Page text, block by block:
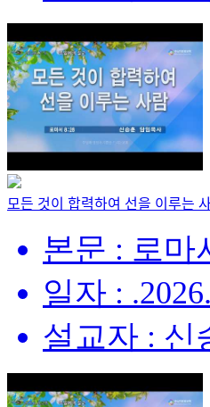
모든 것이 합력하여 선을 이루는
본문 : 로마
일자 :
설교자 : 신